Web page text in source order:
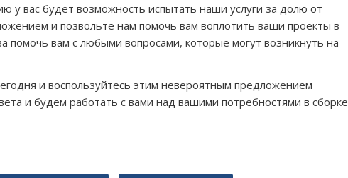
у вас будет возможность испытать наши услуги за долю от
и позвольте нам помочь вам воплотить ваши проекты в
помочь вам с любыми вопросами, которые могут возникнуть на
и воспользуйтесь этим невероятным предложением
и будем работать с вами над вашими потребностями в сборке